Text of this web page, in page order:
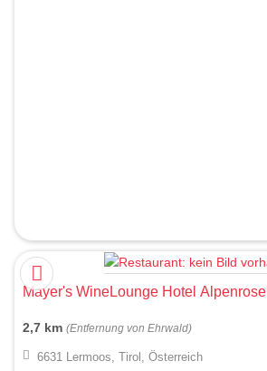
Mayer's WineLounge Hotel Alpenrose
2,7 km (Entfernung von Ehrwald)
6631 Lermoos, Tirol, Österreich